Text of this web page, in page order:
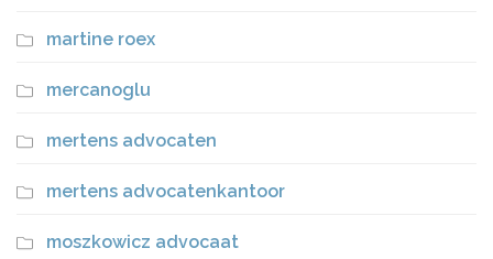
martine roex
mercanoglu
mertens advocaten
mertens advocatenkantoor
moszkowicz advocaat